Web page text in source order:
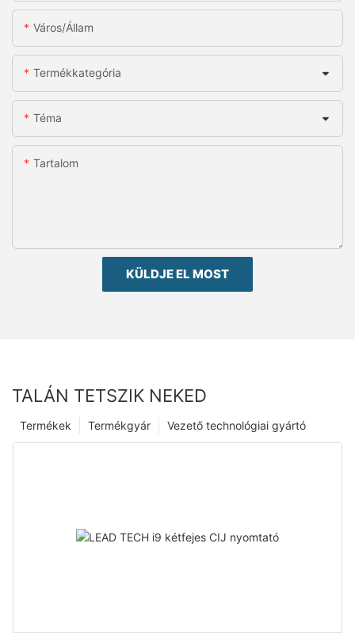
Város/állam
Termékkategória
Téma
Tartalom
KÜLDJE EL MOST
TALÁN TETSZIK NEKED
Vezető technológiai gyártó
Termékgyár
Termékek